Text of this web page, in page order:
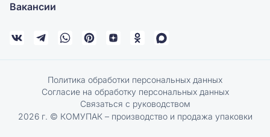
Вакансии
Политика обработки персональных данных
Согласие на обработку персональных данных
Связаться с руководством
2026 г. © КОМУПАК – производство и продажа упаковки